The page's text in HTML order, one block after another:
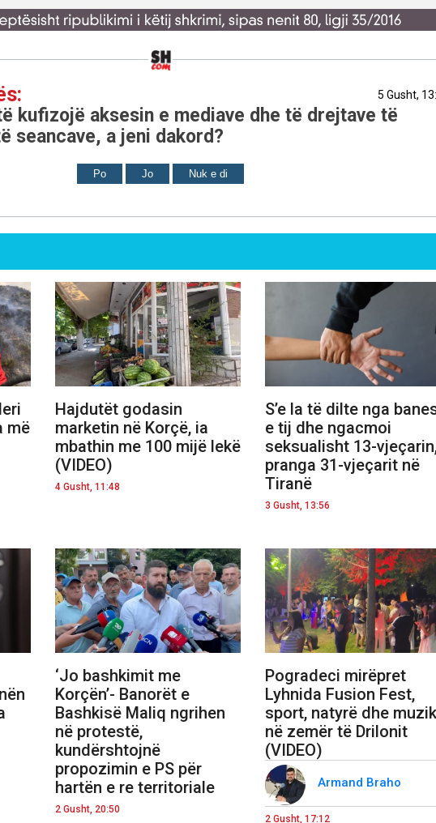
5 Gusht,
kufizojë aksesin e mediave dhe të drejtave të
seancave, a jeni dakord?
Po Jo Nuk e di
më
Hajdutët godasin
marketin në Korçë, ia
mbathin me 100 mijë lekë
(VIDEO)
4 Gusht, 11:48
S’e la të dilte nga
e tij dhe ngacmoi
seksualisht 13-
pranga 31-vjeçarit në
Tiranë
3 Gusht, 13:56
‘Jo bashkimit me
Korçën’- Banorët e
Bashkisë Maliq ngrihen
në protestë,
kundërshtojnë
propozimin e PS për
hartën e re territoriale
2 Gusht, 20:50
Pogradeci mirëpret
Lyhnida Fusion Fest,
sport, natyrë dhe
në zemër të Drilonit
(VIDEO)
Armand Braho
2 Gusht, 17:12